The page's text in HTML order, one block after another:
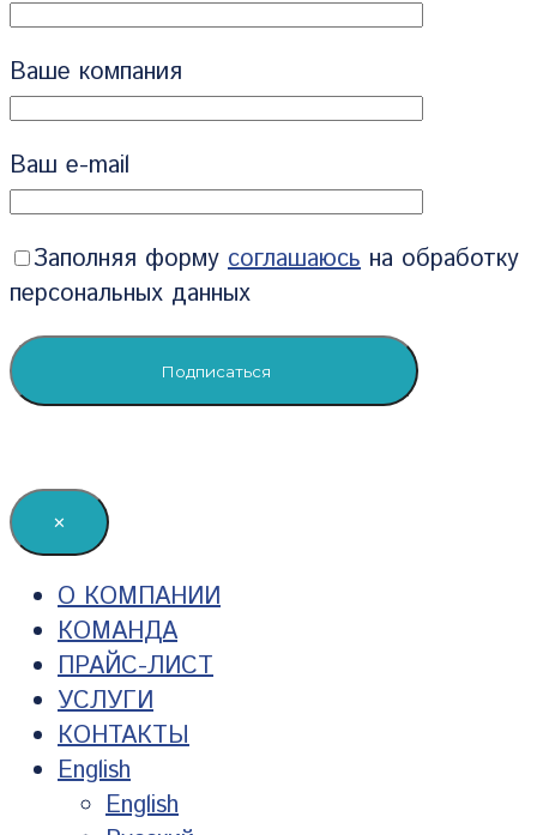
Ваше компания
Ваш e-mail
Заполняя форму соглашаюсь на обработку
персональных данных
✕
О КОМПАНИИ
КОМАНДА
ПРАЙС-ЛИСТ
УСЛУГИ
КОНТАКТЫ
English
English